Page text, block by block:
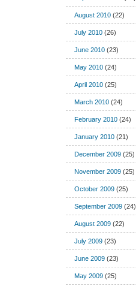
August 2010 (22)
July 2010 (26)
June 2010 (23)
May 2010 (24)
April 2010 (25)
March 2010 (24)
February 2010 (24)
January 2010 (21)
December 2009 (25)
November 2009 (25)
October 2009 (25)
September 2009 (24)
August 2009 (22)
July 2009 (23)
June 2009 (23)
May 2009 (25)